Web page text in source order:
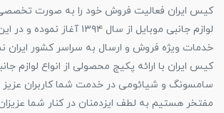
کیس ایران فعالیت فروش خود را به صورت
لوازم جانبی موبایل از سال ۱۳۹۴
خدمات ویژه فروش و ارسال به سراسر کشور ایران
کیس ایران با ارائه پکیج محصولی از انواع لوازم
سامسونگ و شیائومی در خدمت شما کاربران عزیز
مفتخر هستیم به لطف ایزدمنان در کنار شما